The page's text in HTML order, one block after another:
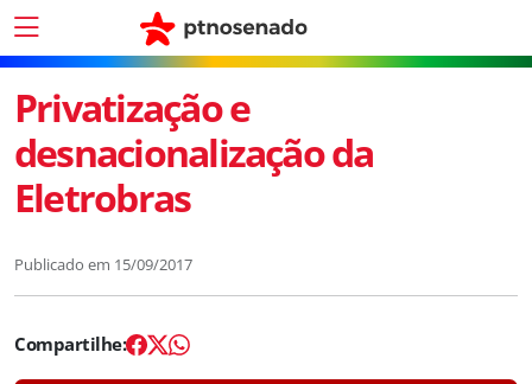
Privatização e
desnacionalização da
Eletrobras
Publicado em 15/09/2017